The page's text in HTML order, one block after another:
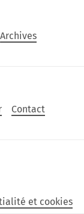
Archives
Contact
et cookies